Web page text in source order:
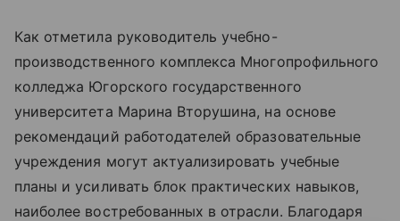
Как отметила руководитель учебно-
производственного комплекса Многопрофильного
колледжа Югорского государственного
университета Марина Вторушина, на основе
рекомендаций работодателей образовательные
учреждения могут актуализировать учебные
планы и усиливать блок практических навыков,
наиболее востребованных в отрасли. Благодаря